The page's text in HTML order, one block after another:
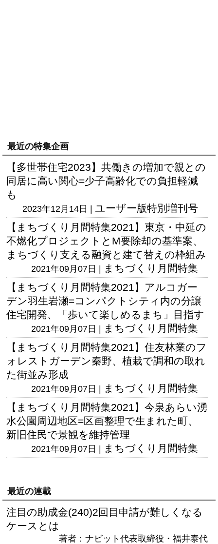
最近の特集企画
【多世帯住宅2023】共働きの増加で親との
同居に高い関心=少子高齢化での負担軽減
も
2023年12月14日 | ユーザー版特別増刊号
【まちづくり月間特集2021】東京・中延の
不燃化プロジェクトとM要除却の基準案、
まちづくり支える融資と建て替えの枠組み
2021年09月07日 |
まちづくり月間特集
【まちづくり月間特集2021】アルコガー
デン羽生岩瀬=コンパクトシティ内の分譲
住宅開発、「歩いて楽しめるまち」目指す
2021年09月07日 |
まちづくり月間特集
【まちづくり月間特集2021】住友林業のフ
ォレストガーデン秦野、植栽で調和の取れ
た街並み形成
2021年09月07日 |
まちづくり月間特集
【まちづくり月間特集2021】今泉あらい湧
水公園周辺地区=区画整理で生まれた町、
新旧住民で景観を維持管理
2021年09月07日 | まちづくり月間特集
最近の連載
注目の助成金(240)2回目申請が難しくなる
ケースとは
著者：ナビット代表取締役・福井泰代